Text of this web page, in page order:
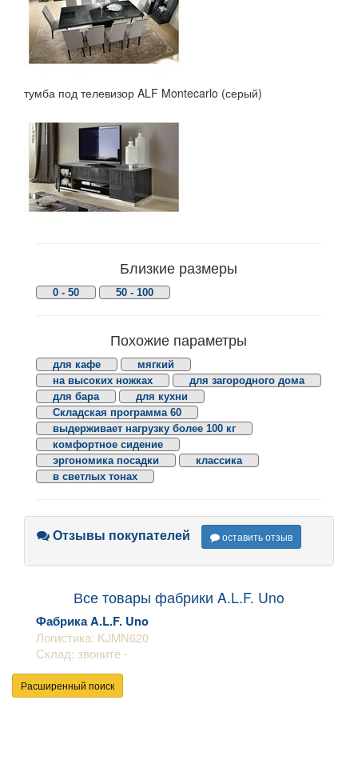
тумба под телевизор ALF Montecarlo (серый)
Близкие размеры
0 - 50 50 - 100
Похожие параметры
для кафе
мягкий
на высоких ножках
для загородного дома
для бара
для кухни
Складская программа 60
выдерживает нагрузку более 100 кг
комфортное сидение
эргономика посадки
классика
в светлых тонах
Отзывы покупателей оставить отзыв
Все товары фабрики A.L.F. Uno
Фабрика A.L.F. Uno
Логистика: KJMN620
Склад: звоните -
Расширенный поиск